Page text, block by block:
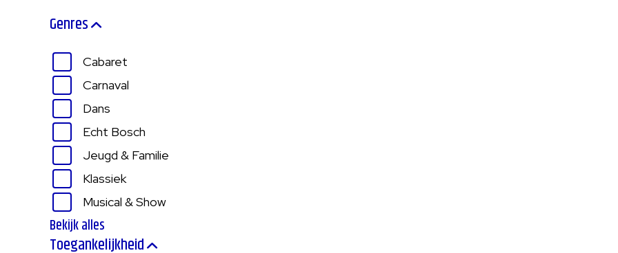
Genres
Cabaret
Carnaval
Dans
Echt Bosch
Jeugd & Familie
Klassiek
Musical & Show
Bekijk alles
Toegankelijkheid